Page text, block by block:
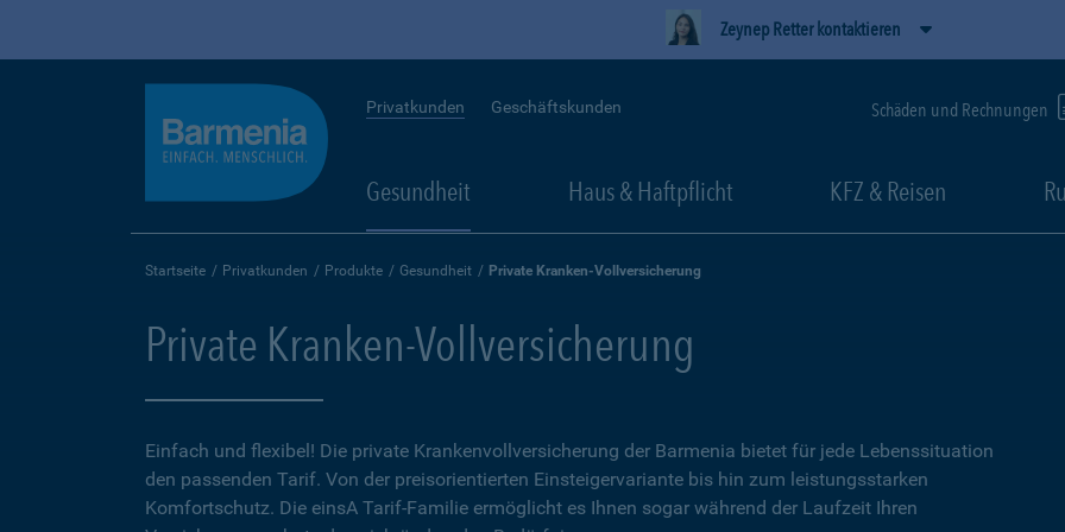
Zeynep Retter kontaktieren
Privatkunden Geschäftskunden Schäden und Rechnungen
Gesundheit Haus & Haftpflicht KFZ & Reisen
Startseite Privatkunden Produkte Gesundheit Private Kranken-Vollversicherung
Private Kranken-Vollversicherung
Einfach und flexibel! Die private Krankenvollversicherung der Barmenia bietet für jede Lebenssituation
den passenden Tarif. Von der preisorientierten Einsteigervariante bis hin zum leistungsstarken
Komfortschutz. Die einsA Tarif-Familie ermöglicht es Ihnen sogar während der Laufzeit Ihren